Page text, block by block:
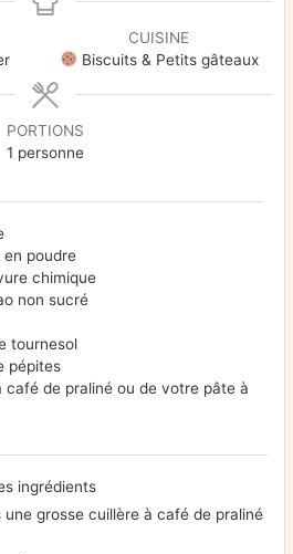
CUISINE
Biscuits & Petits gâteaux
PORTIONS
1 personne
en poudre
chimique
non sucré
tournesol
pépites
café de praliné ou de votre pâte à
ingrédients
une grosse cuillère à café de praliné